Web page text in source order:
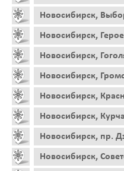
Новосибирск,
Новосибирск,
Новосибирск,
Новосибирск,
Новосибирск,
Новосибирск,
Новосибирск, пр.
Новосибирск,